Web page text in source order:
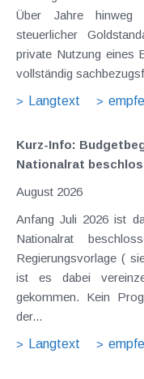
Über Jahre hinweg
steuerlicher
private Nutzung eines
vollständig
Langtext
Kurz-Info:
Nationalrat
August 2026
Anfang Juli 2026 ist
Nationalrat
Regierungsvorlage (
ist es dabei
gekommen. Kein Progressionsvorbehalt bei der Erhöhung
der...
Langtext